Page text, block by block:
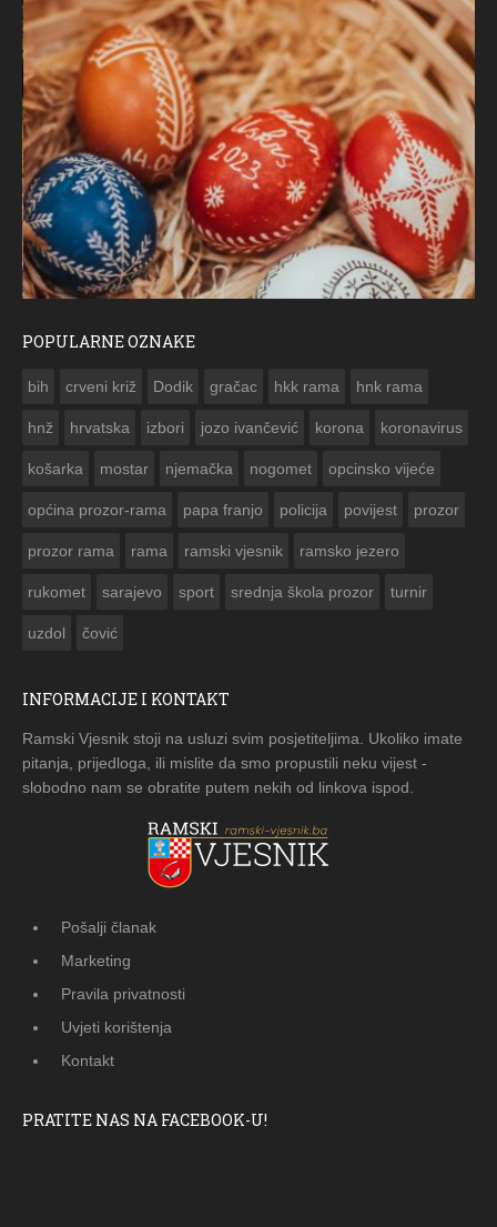
POPULARNE OZNAKE
bih crveni križ Dodik gračac hkk rama hnk rama
hnž hrvatska izbori jozo ivančević korona koronavirus
košarka mostar njemačka nogomet opcinsko vijeće
općina prozor-rama papa franjo policija povijest prozor
prozor rama rama ramski vjesnik ramsko jezero
rukomet sarajevo sport srednja škola prozor turnir
uzdol čović
INFORMACIJE I KONTAKT
Ramski Vjesnik stoji na usluzi svim posjetiteljima. Ukoliko imate
pitanja, prijedloga, ili mislite da smo propustili neku vijest -
slobodno nam se obratite putem nekih od linkova ispod.
Pošalji članak
Marketing
Pravila privatnosti
Uvjeti korištenja
Kontakt
PRATITE NAS NA FACEBOOK-U!